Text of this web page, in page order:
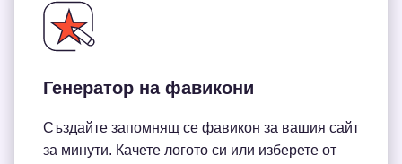
Генератор на фавикони
Създайте запомнящ се фавикон за вашия сайт
за минути. Качете логото си или изберете от